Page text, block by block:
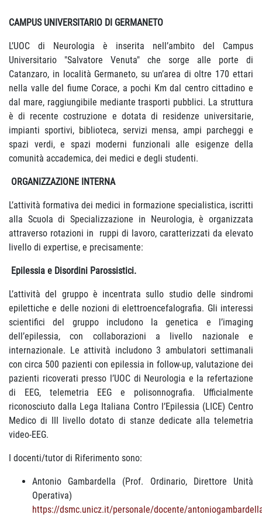
CAMPUS UNIVERSITARIO DI GERMANETO
L’UOC di Neurologia è inserita nell’ambito del Campus
Universitario "Salvatore Venuta" che sorge alle porte di
Catanzaro, in località Germaneto, su un’area di oltre 170 ettari
nella valle del fiume Corace, a pochi Km dal centro cittadino e
dal mare, raggiungibile mediante trasporti pubblici. La struttura
è di recente costruzione e dotata di residenze universitarie,
impianti sportivi, biblioteca, servizi mensa, ampi parcheggi e
spazi verdi, e spazi moderni funzionali alle esigenze della
comunità accademica, dei medici e degli studenti.
ORGANIZZAZIONE INTERNA
L’attività formativa dei medici in formazione specialistica, iscritti
alla Scuola di Specializzazione in Neurologia, è organizzata
attraverso rotazioni in ruppi di lavoro, caratterizzati da elevato
livello di expertise, e precisamente:
Epilessia e Disordini Parossistici.
L’attività del gruppo è incentrata sullo studio delle sindromi
epilettiche e delle nozioni di elettroencefalografia. Gli interessi
scientifici del gruppo includono la genetica e l’imaging
dell’epilessia, con collaborazioni a livello nazionale e
internazionale. Le attività includono 3 ambulatori settimanali
con circa 500 pazienti con epilessia in follow-up, valutazione dei
pazienti ricoverati presso l’UOC di Neurologia e la refertazione
di EEG, telemetria EEG e polisonnografia. Ufficialmente
riconosciuto dalla Lega Italiana Contro l’Epilessia (LICE) Centro
Medico di III livello dotato di stanze dedicate alla telemetria
video-EEG.
I docenti/tutor di Riferimento sono:
Antonio Gambardella (Prof. Ordinario, Direttore Unità
Operativa)
https://dsmc.unicz.it/personale/docente/